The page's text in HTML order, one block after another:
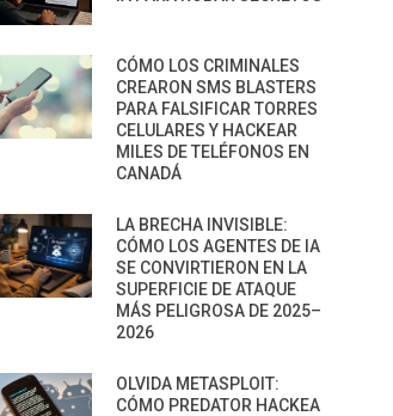
CÓMO LOS CRIMINALES
CREARON SMS BLASTERS
PARA FALSIFICAR TORRES
CELULARES Y HACKEAR
MILES DE TELÉFONOS EN
CANADÁ
LA BRECHA INVISIBLE:
CÓMO LOS AGENTES DE IA
SE CONVIRTIERON EN LA
SUPERFICIE DE ATAQUE
MÁS PELIGROSA DE 2025–
2026
OLVIDA METASPLOIT:
CÓMO PREDATOR HACKEA